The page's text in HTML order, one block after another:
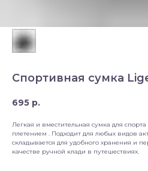
Спортивная сумка
695 р.
Легкая и вместительная сумка для
плетением . Подходит для любых видов
складывается для удобного хранения и
качестве ручной клади в путешествиях.